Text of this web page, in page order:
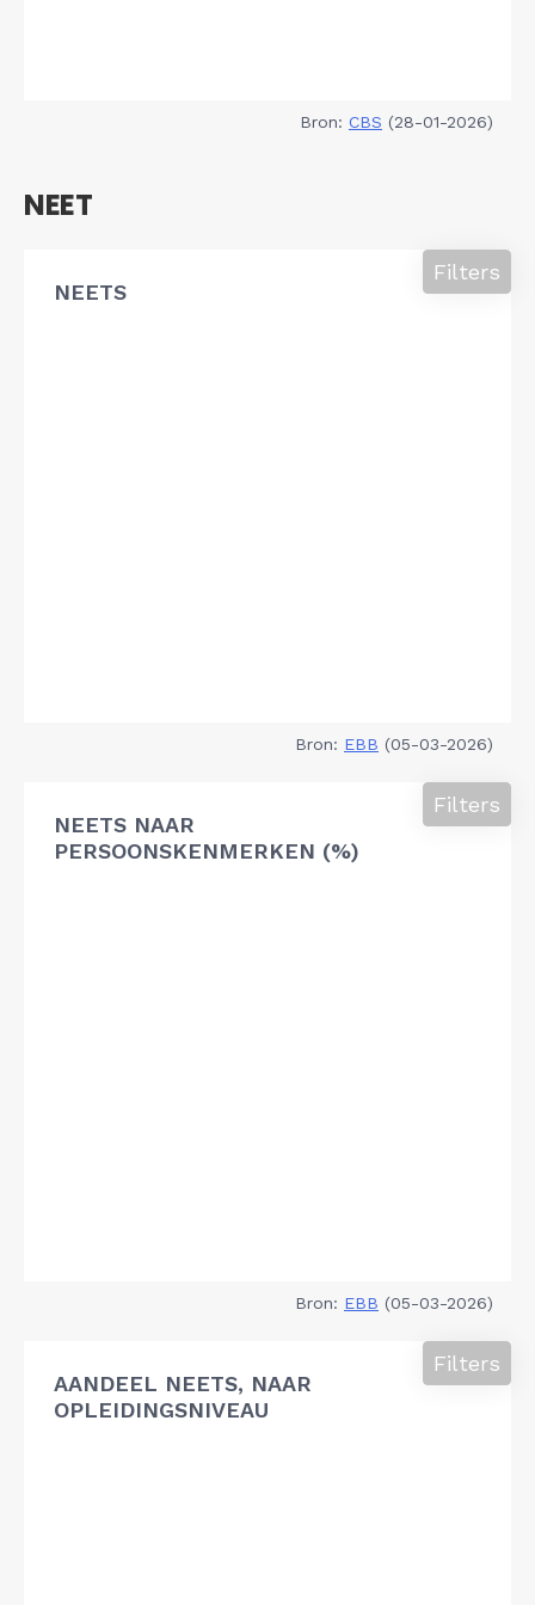
Bron: CBS (28-01-2026)
NEET
NEETS
Filters
Bron: EBB (05-03-2026)
NEETS NAAR
PERSOONSKENMERKEN (%)
Filters
Bron: EBB (05-03-2026)
AANDEEL NEETS, NAAR
OPLEIDINGSNIVEAU
Filters